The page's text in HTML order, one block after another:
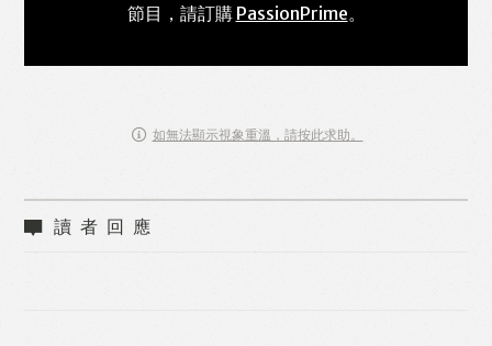
節目，請訂購 PassionPrime。
如無法顯示視象重溫，請按此求助。
讀者回應